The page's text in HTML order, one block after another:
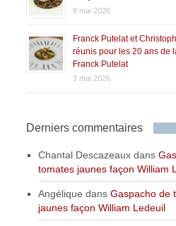
8 mai 2026
Franck Putelat et
réunis pour les 20 ans de
Franck Putelat
3 mai 2026
Derniers commentaires
Chantal Descazeaux dans
tomates jaunes façon William
Angélique dansGaspacho de
jaunes façon William Ledeuil